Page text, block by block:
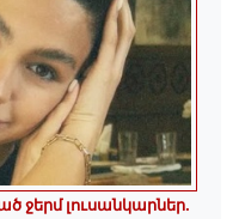
ջերմ լուսանկարներ.